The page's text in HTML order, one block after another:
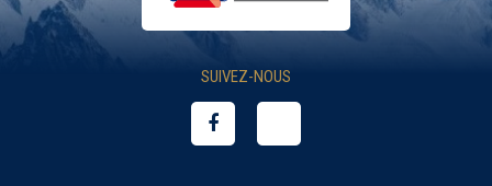
SUIVEZ-NOUS